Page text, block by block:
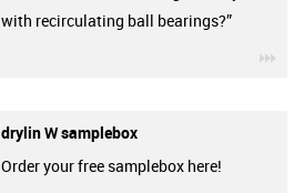
with recirculating ball bearings?”
drylin W samplebox
Order your free samplebox here!